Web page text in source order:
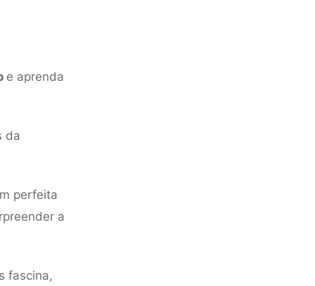
e aprenda
da
perfeita
a
fascina,